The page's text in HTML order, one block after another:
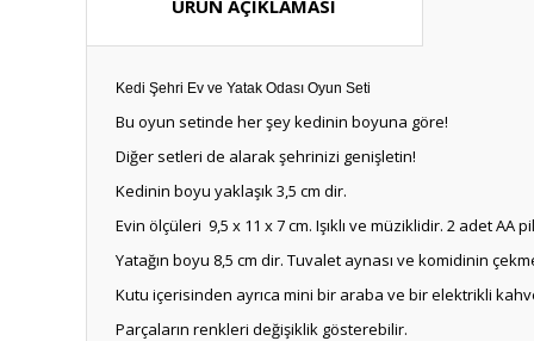
ÜRÜN AÇIKLAMASI
Kedi Şehri Ev ve Yatak Odası Oyun Seti
Bu oyun setinde her şey kedinin boyuna göre!
Diğer setleri de alarak şehrinizi genişletin!
Kedinin boyu yaklaşık 3,5 cm dir.
Evin ölçüleri 9,5 x 11 x 7 cm. Işıklı ve müziklidir. 2 adet AA
Yatağın boyu 8,5 cm dir. Tuvalet aynası ve komidinin
Kutu içerisinden ayrıca mini bir araba ve bir elektrikli
Parçaların renkleri değişiklik gösterebilir.